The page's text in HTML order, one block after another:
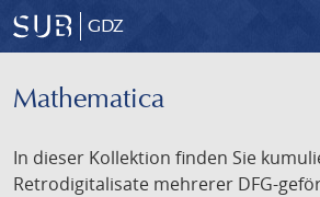
GDZ
Mathematica
In dieser Kollektion finden Sie
Retrodigitalisate mehrerer DFG-